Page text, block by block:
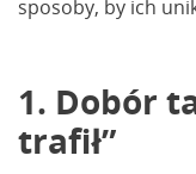
sposoby, by ich
1. Dobór
trafił”